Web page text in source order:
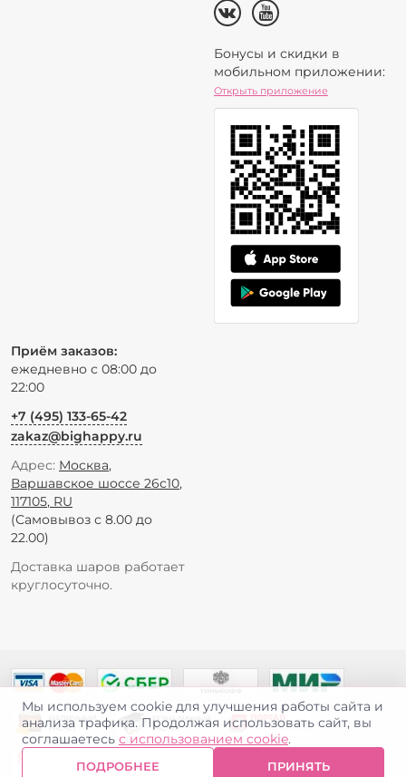
Бонусы и скидки в
мобильном приложении:
Открыть приложение
Приём заказов:
ежедневно с 08:00 до
22:00
+7 (495) 133-65-42
zakaz@bighappy.ru
Адрес: Москва,
Варшавское шоссе 26с10,
117105, RU
(Самовывоз с 8.00 до
22.00)
Доставка шаров работает
круглосуточно.
Мы используем cookie для улучшения работы сайта и
анализа трафика. Продолжая использовать сайт, вы
соглашаетесь с использованием cookie.
ПОДРОБНЕЕ ПРИНЯТЬ